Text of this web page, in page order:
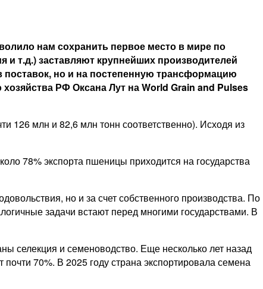
нам сохранить первое место в мире по
и т.д.) заставляют крупнейших производителей
поставок, но и на постепенную трансформацию
РФ Оксана Лут на World Grain and Pulses
126 млн и 82,6 млн тонн соответственно). Исходя из
78% экспорта пшеницы приходится на государства
но и за счет собственного производства. По
задачи встают перед многими государствами. В
селекция и семеноводство. Еще несколько лет назад
70%. В 2025 году страна экспортировала семена